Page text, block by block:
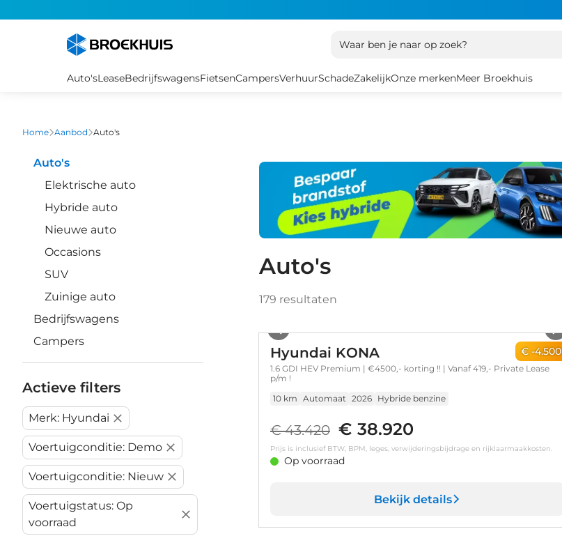
Waar ben je naar op zoek?
Auto'sLeaseBedrijfswagensFietsenCampersVerhuurSchadeZakelijkOnze merkenMeer Broekhuis
Home Aanbod Auto's
Auto's
Elektrische auto
Hybride auto
Nieuwe auto
Occasions
SUV
Zuinige auto
Bedrijfswagens
Campers
Actieve filters
Merk: Hyundai
Voertuigconditie: Demo
Voertuigconditie: Nieuw
Voertuigstatus: Op
voorraad
Auto's
179 resultaten
€ -4.500
Hyundai KONA
1.6 GDI HEV Premium | €4500,- korting !! | Vanaf 419,- Private Lease
p/m !
10 km Automaat 2026 Hybride benzine
€ 43.420 € 38.920
Prijs is inclusief BTW, BPM, leges, verwijderingsbijdrage en rijklaarmaakkosten.
Op voorraad
Bekijk details